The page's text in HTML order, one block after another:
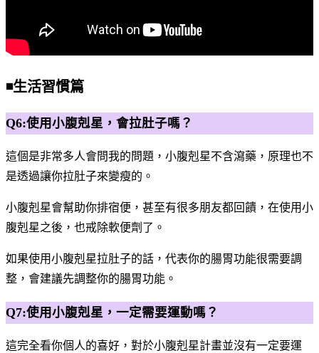
◾️生活習慣篇
Q6:使用小腹剋星，會拉肚子嗎？
這個是非常多人會問我的問題，小腹剋星不含瀉藥，原理也不
是透過讓你拉肚子來變瘦的。
小腹剋星會幫助你排宿便，甚至有很多朋友都回饋，在使用小
腹剋星之後，也戒除軟便劑了。
如果使用小腹剋星拉肚子的話，代表你的腸胃功能很需要調
整，會建議先調整你的腸胃功能。
Q7:使用小腹剋星，一定需要運動嗎？
這完全看你個人的喜好，對於小腹剋星計畫並沒有一定要運